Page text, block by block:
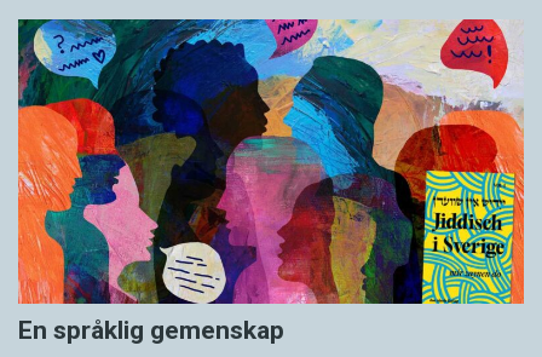
En språklig gemenskap